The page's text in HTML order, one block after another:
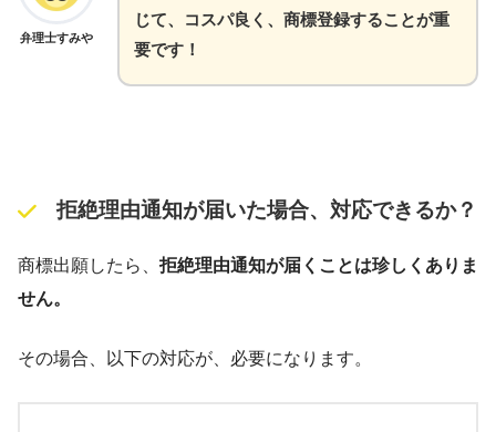
弁理士すみや
じて、コスパ良く、商標登録することが重
要です！
拒絶理由通知が届いた場合、対応できるか？
商標出願したら、 拒絶理由通知が届くことは珍しくありま
せん。
その場合、以下の対応が、必要になります。